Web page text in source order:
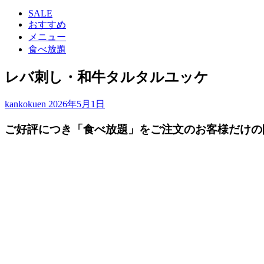
SALE
おすすめ
メニュー
食べ放題
レバ刺し・和牛タルタルユッケ
kankokuen 2026年5月1日
ご好評につき「食べ放題」をご注文のお客様だけの